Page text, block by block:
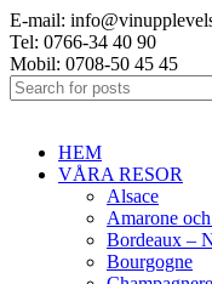
E-mail:
Tel: 0766-34 40 90
Mobil: 0708-50 45 45
HEM
VÅRA RESOR
Alsace
Amarone
Bordeaux –
Bourgogne